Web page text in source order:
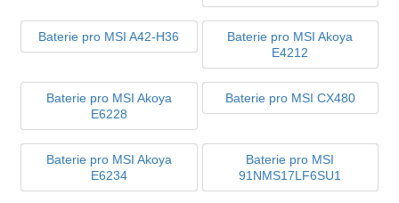
Baterie pro MSI A42-H36
Baterie pro MSI Akoya
E4212
Baterie pro MSI Akoya
E6228
Baterie pro MSI CX480
Baterie pro MSI Akoya
E6234
Baterie pro MSI
91NMS17LF6SU1